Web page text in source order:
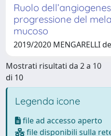
Ruolo
progressione del
mucoso
2019/2020 MENGARELLI
Mostrati risultati da 2 a 10
di 10
Legenda icone
file ad accesso aperto
file disponibili sulla